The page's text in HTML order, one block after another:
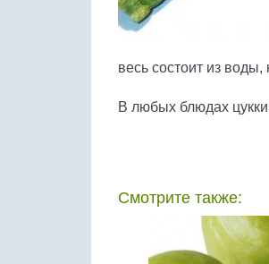
весь состоит из воды,
В любых блюдах
Смотрите также: